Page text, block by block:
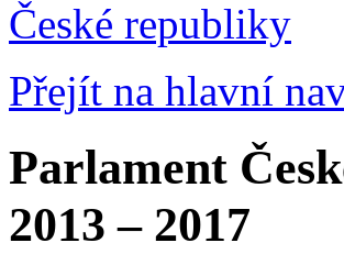
Přejít na hlavní
Parlament
2013 – 2017